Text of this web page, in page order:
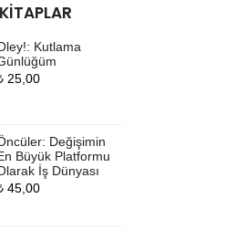
Kutlama
25,00
Değişimin
Büyük Platformu
İş Dünyası
45,00